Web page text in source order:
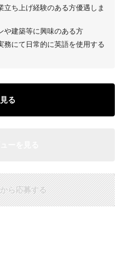
ち上げ経験のある方優遇しま
や建築等に興味のある方
務にて日常的に英語を使用する
る
ら応募する